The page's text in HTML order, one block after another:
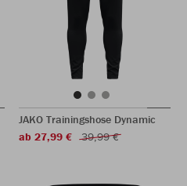
JAKO Trainingshose Dynamic
ab 27,99 €
39,99 €